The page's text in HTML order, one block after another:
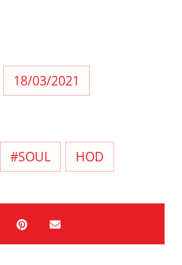
18/03/2021
#SOUL HOD